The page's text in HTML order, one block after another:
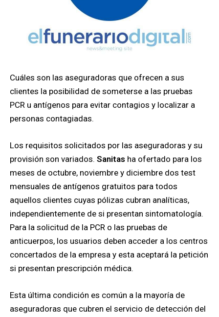
Cuáles son las aseguradoras que ofrecen a sus
clientes la posibilidad de someterse a las pruebas
PCR u antígenos para evitar contagios y localizar a
personas contagiadas.
Los requisitos solicitados por las aseguradoras y su
provisión son variados. Sanitas ha ofertado para los
meses de octubre, noviembre y diciembre dos test
mensuales de antígenos gratuitos para todos
aquellos clientes cuyas pólizas cubran analíticas,
independientemente de si presentan sintomatología.
Para la solicitud de la PCR o las pruebas de
anticuerpos, los usuarios deben acceder a los centros
concertados de la empresa y esta aceptará la petición
si presentan prescripción médica.
Esta última condición es común a la mayoría de
aseguradoras que cubren el servicio de detección del